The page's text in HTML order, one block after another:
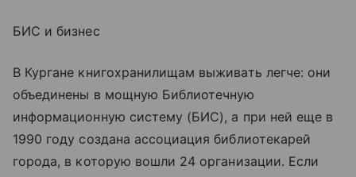
БИС и бизнес
В Кургане книгохранилищам выживать легче: они
объединены в мощную Библиотечную
информационную систему (БИС), а при ней еще в
1990 году создана ассоциация библиотекарей
города, в которую вошли 24 организации. Если